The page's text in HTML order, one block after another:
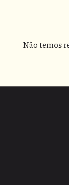
Não temos